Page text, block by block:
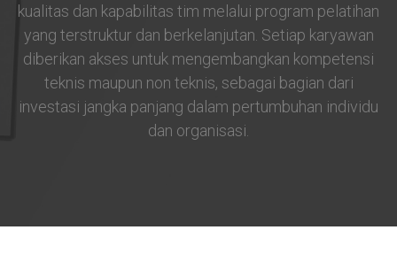
kualitas dan kapabilitas tim melalui program pelatihan
yang terstruktur dan berkelanjutan. Setiap karyawan
diberikan akses untuk mengembangkan kompetensi
teknis maupun non teknis, sebagai bagian dari
investasi jangka panjang dalam pertumbuhan individu
dan organisasi.